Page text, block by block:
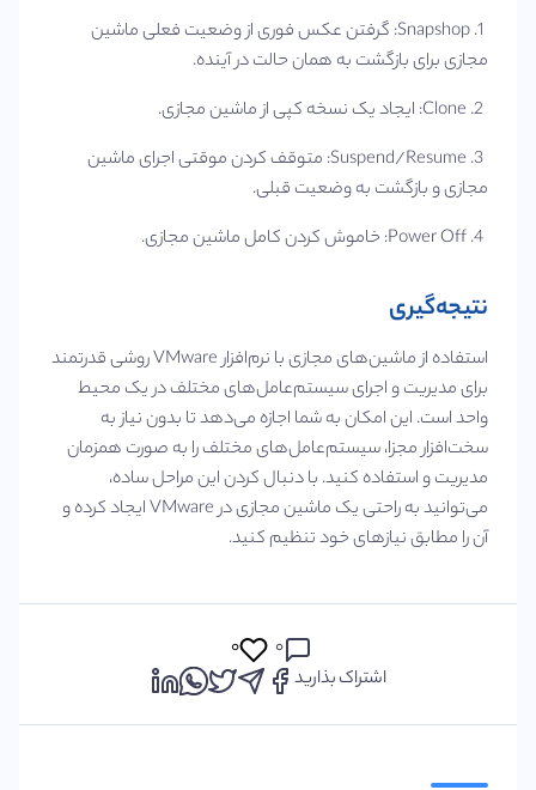
1. Snapshop: گرفتن عکس فوری از وضعیت فعلی ماشین
مجازی برای بازگشت به همان حالت در آینده.
3. Suspend/Resume: متوقف کردن موقتی اجرای ماشین
مجازی و بازگشت به وضعیت قبلی.
نتیجه‌گیری
استفاده از ماشین‌های مجازی با نرم‌افزار VMware روشی قدرتمند
برای مدیریت و اجرای سیستم‌عامل‌های مختلف در یک محیط
واحد است. این امکان به شما اجازه می‌دهد تا بدون نیاز به
سخت‌افزار مجزا، سیستم‌عامل‌های مختلف را به صورت همزمان
مدیریت و استفاده کنید. با دنبال کردن این مراحل ساده،
می‌توانید به راحتی یک ماشین مجازی در VMware ایجاد کرده و
آن را مطابق نیازهای خود تنظیم کنید.
۰
۰
اشتراک بذارید